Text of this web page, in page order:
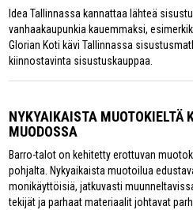
Idea Tallinnassa kannattaa lähteä
vanhaakaupunkia kauemmaksi,
Glorian Koti kävi Tallinnassa
kiinnostavinta sisustuskauppaa.
NYKYAIKAISTA MUOTOKIELTÄ
MUODOSSA
Barro-talot on kehitetty erottuvan
pohjalta. Nykyaikaista muotoilua
monikäyttöisiä, jatkuvasti
tekijät ja parhaat materiaalit johtavat